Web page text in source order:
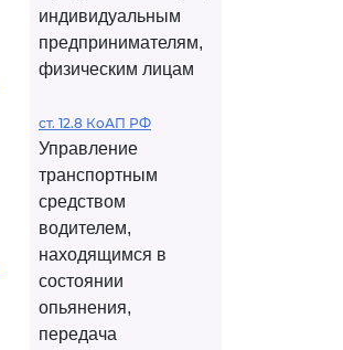
индивидуальным
предпринимателям,
физическим лицам
ст. 12.8 КоАП РФ
Управление
транспортным
средством
водителем,
находящимся в
состоянии
опьянения,
передача